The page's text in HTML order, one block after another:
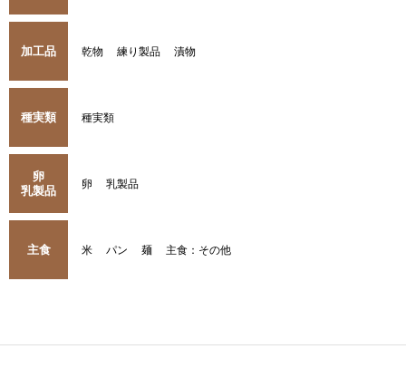
加工品 乾物 練り製品 漬物
種実類 種実類
卵
乳製品
卵 乳製品
主食 米 パン 麺 主食：その他